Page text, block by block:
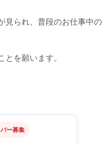
見られ、普段のお仕事中の
とを願います。
ー募集